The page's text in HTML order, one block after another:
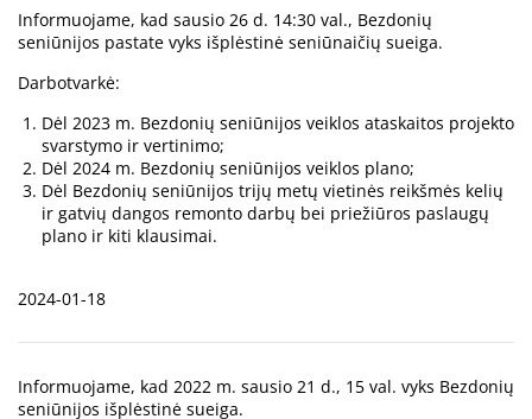
Informuojame, kad sausio 26 d. 14:30 val., Bezdonių
seniūnijos pastate vyks išplėstinė seniūnaičių sueiga.
Darbotvarkė:
Dėl 2023 m. Bezdonių seniūnijos veiklos ataskaitos projekto
svarstymo ir vertinimo;
Dėl 2024 m. Bezdonių seniūnijos veiklos plano;
Dėl Bezdonių seniūnijos trijų metų vietinės reikšmės kelių
ir gatvių dangos remonto darbų bei priežiūros paslaugų
plano ir kiti klausimai.
2024-01-18
Informuojame, kad 2022 m. sausio 21 d., 15 val. vyks Bezdonių
seniūnijos išplėstinė sueiga.